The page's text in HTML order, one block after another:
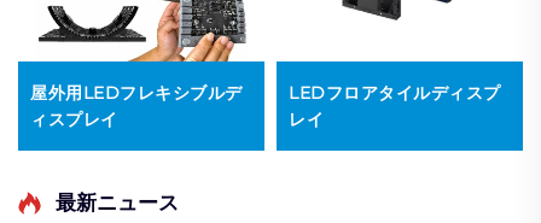
屋外用LEDフレキシブルデ
ィスプレイ
LEDフロアタイルディスプ
レイ
最新ニュース